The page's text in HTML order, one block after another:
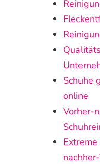
Schuhe
online
Vorher-